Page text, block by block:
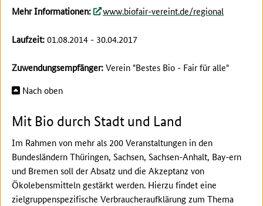
Mehr Informationen:
www.biofair-vereint.de/regional
Laufzeit:01.08.2014 - 30.04.2017
Zuwendungsempfänger:Verein "Bestes Bio - Fair für alle"
Nach oben
Mit Bio durch Stadt und Land
Im Rahmen von mehr als 200 Veranstaltungen in den
Bundesländern Thüringen, Sachsen, Sachsen-Anhalt, Bay-ern
und Bremen soll der Absatz und die Akzeptanz von
Ökolebensmitteln gestärkt werden. Hierzu findet eine
zielgruppenspezifische Verbraucheraufklärung zum Thema